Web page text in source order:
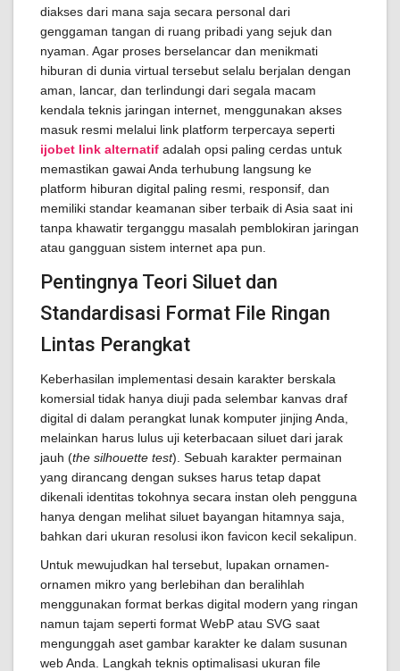
diakses dari mana saja secara personal dari
genggaman tangan di ruang pribadi yang sejuk dan
nyaman. Agar proses berselancar dan menikmati
hiburan di dunia virtual tersebut selalu berjalan dengan
aman, lancar, dan terlindungi dari segala macam
kendala teknis jaringan internet, menggunakan akses
masuk resmi melalui link platform terpercaya seperti
ijobet link alternatif adalah opsi paling cerdas untuk
memastikan gawai Anda terhubung langsung ke
platform hiburan digital paling resmi, responsif, dan
memiliki standar keamanan siber terbaik di Asia saat ini
tanpa khawatir terganggu masalah pemblokiran jaringan
atau gangguan sistem internet apa pun.
Pentingnya Teori Siluet dan
Standardisasi Format File Ringan
Lintas Perangkat
Keberhasilan implementasi desain karakter berskala
komersial tidak hanya diuji pada selembar kanvas draf
digital di dalam perangkat lunak komputer jinjing Anda,
melainkan harus lulus uji keterbacaan siluet dari jarak
jauh (the silhouette test). Sebuah karakter permainan
yang dirancang dengan sukses harus tetap dapat
dikenali identitas tokohnya secara instan oleh pengguna
hanya dengan melihat siluet bayangan hitamnya saja,
bahkan dari ukuran resolusi ikon favicon kecil sekalipun.
Untuk mewujudkan hal tersebut, lupakan ornamen-
ornamen mikro yang berlebihan dan beralihlah
menggunakan format berkas digital modern yang ringan
namun tajam seperti format WebP atau SVG saat
mengunggah aset gambar karakter ke dalam susunan
web Anda. Langkah teknis optimalisasi ukuran file